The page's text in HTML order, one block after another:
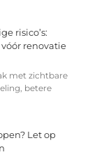
risico’s:
renovatie
met zichtbare
betere
Let op